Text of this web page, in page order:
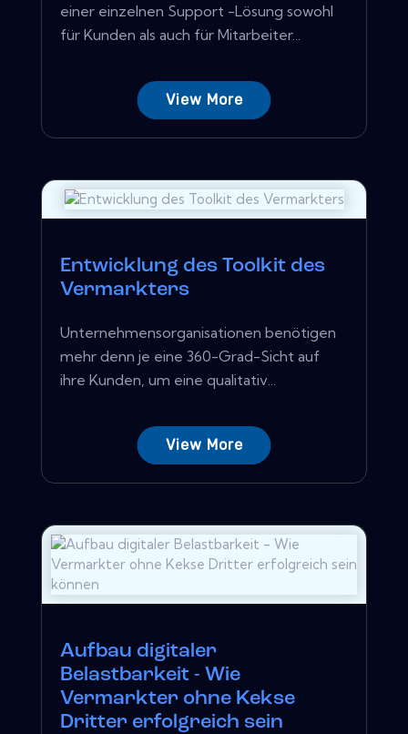
einer einzelnen Support -Lösung sowohl
für Kunden als auch für Mitarbeiter...
View More
Entwicklung des Toolkit des
Vermarkters
Unternehmensorganisationen benötigen
mehr denn je eine 360-Grad-Sicht auf
ihre Kunden, um eine qualitativ...
View More
Aufbau digitaler
Belastbarkeit - Wie
Vermarkter ohne Kekse
Dritter erfolgreich sein